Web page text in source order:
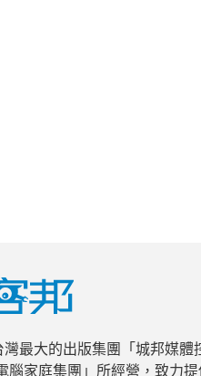
灣最大的出版集團「城邦媒體
腦家庭集團」所經營，致力